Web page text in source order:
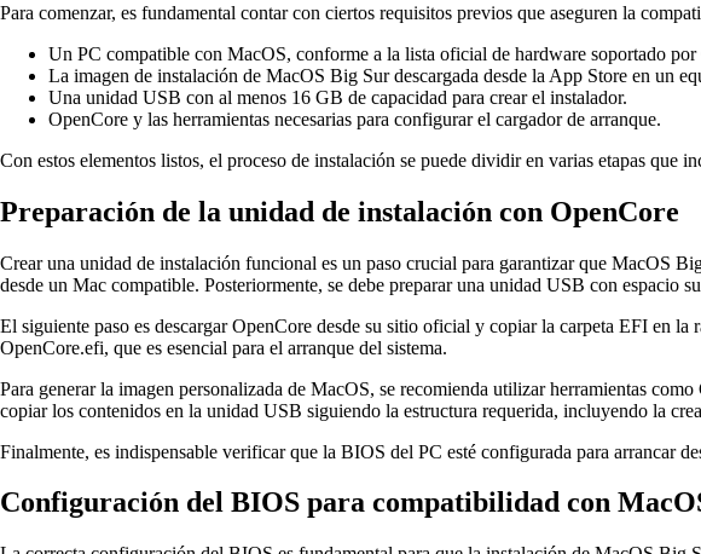
Para comenzar, es fundamental contar con ciertos requisitos previos que aseguren la
Un PC compatible con MacOS, conforme a la lista oficial de hardware soportado por
La imagen de instalación de MacOS Big Sur descargada desde la App Store en un
Una unidad USB con al menos 16 GB de capacidad para crear el instalador.
OpenCore y las herramientas necesarias para configurar el cargador de arranque.
Con estos elementos listos, el proceso de instalación se puede dividir en varias etapas
Preparación de la unidad de instalación con OpenCore
Crear una unidad de instalación funcional es un paso crucial para garantizar que MacOS
desde un Mac compatible. Posteriormente, se debe preparar una unidad USB con espacio
El siguiente paso es descargar OpenCore desde su sitio oficial y copiar la carpeta EFI en
OpenCore.efi, que es esencial para el arranque del sistema.
Para generar la imagen personalizada de MacOS, se recomienda utilizar herramientas
copiar los contenidos en la unidad USB siguiendo la estructura requerida, incluyendo la
Finalmente, es indispensable verificar que la BIOS del PC esté configurada para
Configuración del BIOS para compatibilidad con